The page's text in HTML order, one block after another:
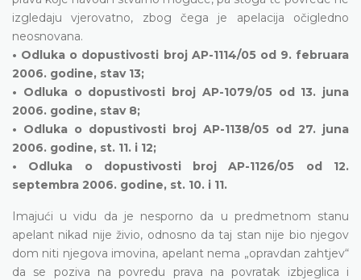
izgledaju vjerovatno, zbog čega je apelacija očigledno
neosnovana.
• Odluka o dopustivosti broj AP-1114/05 od 9. februara
2006. godine, stav 13;
• Odluka o dopustivosti broj AP-1079/05 od 13. juna
2006. godine, stav 8;
• Odluka o dopustivosti broj AP-1138/05 od 27. juna
2006. godine, st. 11. i 12;
• Odluka o dopustivosti broj AP-1126/05 od 12.
septembra 2006. godine, st. 10. i 11.
Imajući u vidu da je nesporno da u predmetnom stanu
apelant nikad nije živio, odnosno da taj stan nije bio njegov
dom niti njegova imovina, apelant nema „opravdan zahtjev“
da se poziva na povredu prava na povratak izbjeglica i